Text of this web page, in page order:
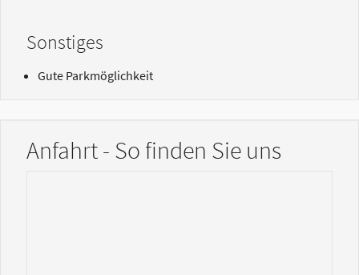
Sonstiges
Gute Parkmöglichkeit
Anfahrt - So finden Sie uns